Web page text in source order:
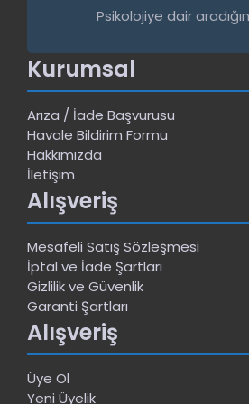
Psikolojiye dair
Kurumsal
Arıza / İade Başvurusu
Havale Bildirim Formu
Hakkımızda
İletişim
Alışveriş
Mesafeli Satış Sözleşmesi
İptal ve İade Şartları
Gizlilik ve Güvenlik
Garanti Şartları
Alışveriş
Üye Ol
Yeni Üyelik